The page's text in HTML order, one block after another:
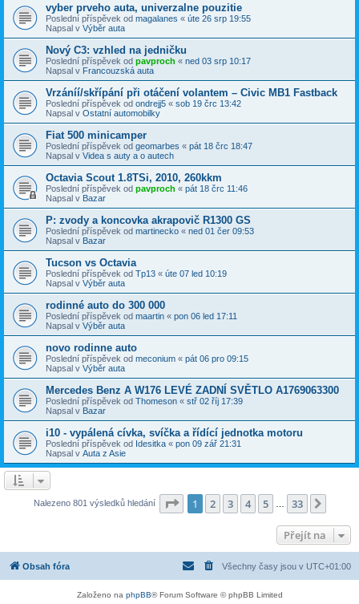
vyber prveho auta, univerzalne pouzitie
Poslední příspěvek od magalanes « úte 26 srp 19:55
Napsal v Výběr auta
Nový C3: vzhled na jedničku
Poslední příspěvek od pavproch « ned 03 srp 10:17
Napsal v Francouzská auta
Vrzáníí/skřípání při otáčení volantem – Civic MB1 Fastback
Poslední příspěvek od ondrejj5 « sob 19 črc 13:42
Napsal v Ostatní automobilky
Fiat 500 minicamper
Poslední příspěvek od geomarbes « pát 18 črc 18:47
Napsal v Videa s auty a o autech
Octavia Scout 1.8TSi, 2010, 260kkm
Poslední příspěvek od pavproch « pát 18 črc 11:46
Napsal v Bazar
P: zvody a koncovka akrapovič R1300 GS
Poslední příspěvek od martinecko « ned 01 čer 09:53
Napsal v Bazar
Tucson vs Octavia
Poslední příspěvek od Tp13 « úte 07 led 10:19
Napsal v Výběr auta
rodinné auto do 300 000
Poslední příspěvek od maartin « pon 06 led 17:11
Napsal v Výběr auta
novo rodinne auto
Poslední příspěvek od meconium « pát 06 pro 09:15
Napsal v Výběr auta
Mercedes Benz A W176 LEVÉ ZADNÍ SVĚTLO A1769063300
Poslední příspěvek od Thomeson « stř 02 říj 17:39
Napsal v Bazar
i10 - vypálená cívka, svíčka a řídící jednotka motoru
Poslední příspěvek od Idesitka « pon 09 zář 21:31
Napsal v Auta z Asie
Nalezeno 801 výsledků hledání Stránka z 33
1 2 3 4 5 33
Přejít na
Obsah fóra Všechny časy jsou v UTC+01:00
Založeno na phpBB® Forum Software © phpBB Limited